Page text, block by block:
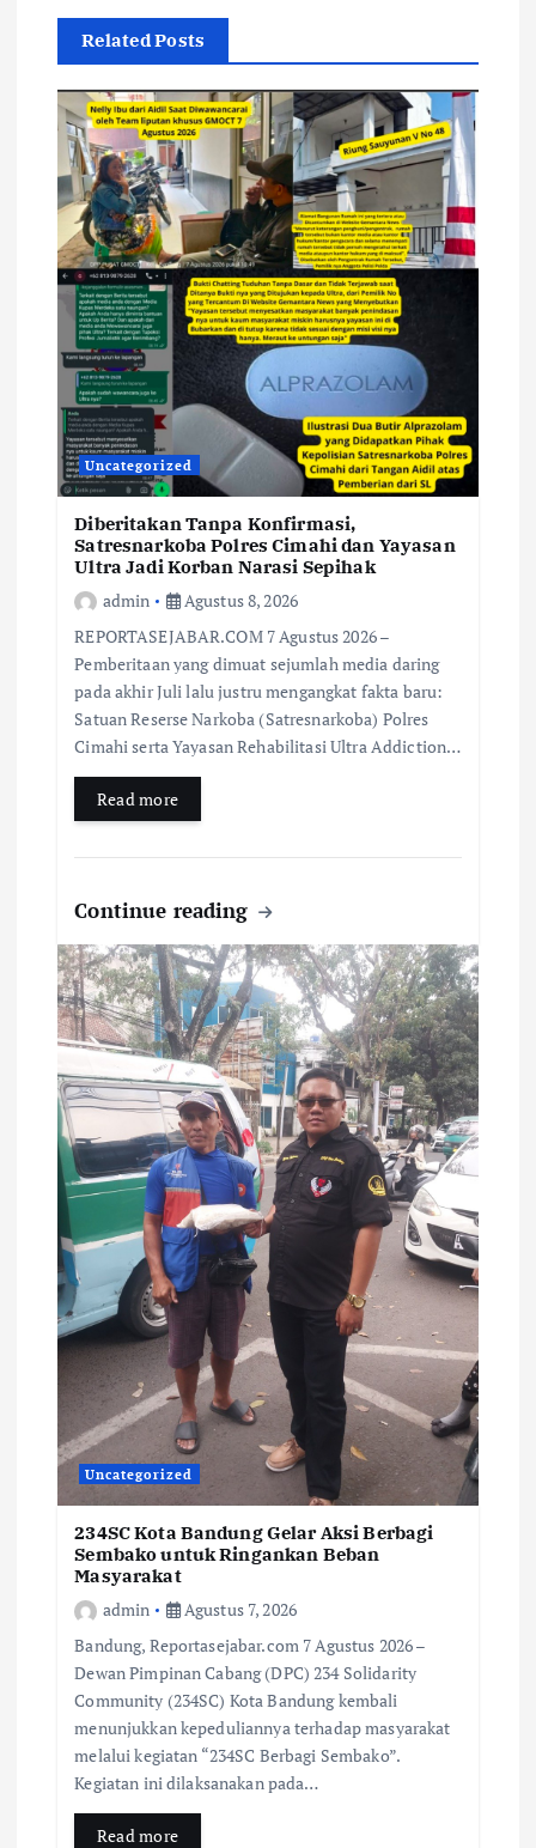
Related Posts
Uncategorized
Diberitakan Tanpa Konfirmasi,
Satresnarkoba Polres Cimahi dan Yayasan
Ultra Jadi Korban Narasi Sepihak
admin
Agustus 8, 2026
REPORTASEJABAR.COM 7 Agustus 2026 –
Pemberitaan yang dimuat sejumlah media daring
pada akhir Juli lalu justru mengangkat fakta baru:
Satuan Reserse Narkoba (Satresnarkoba) Polres
Cimahi serta Yayasan Rehabilitasi Ultra Addiction…
Read more
Continue reading
Uncategorized
234SC Kota Bandung Gelar Aksi Berbagi
Sembako untuk Ringankan Beban
Masyarakat
admin
Agustus 7, 2026
Bandung, Reportasejabar.com 7 Agustus 2026 –
Dewan Pimpinan Cabang (DPC) 234 Solidarity
Community (234SC) Kota Bandung kembali
menunjukkan kepeduliannya terhadap masyarakat
melalui kegiatan “234SC Berbagi Sembako”.
Kegiatan ini dilaksanakan pada…
Read more